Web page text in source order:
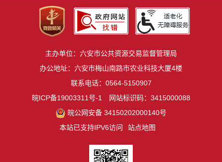
主办单位：六安市公共资源交易监督管理局
办公地址：六安市梅山南路市农业科技大厦4楼
联系电话：0564-5150907
皖ICP备19003311号-1
网站标识码：3415000088
皖公网安备 34150202000140号
本站已支持IPV6访问
站点地图